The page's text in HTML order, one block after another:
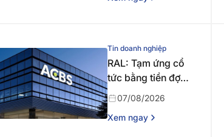
Tin doanh nghiệp
RAL: Tạm ứng cổ
tức bằng tiền đợt 1
năm 2026
07/08/2026
Xem ngay